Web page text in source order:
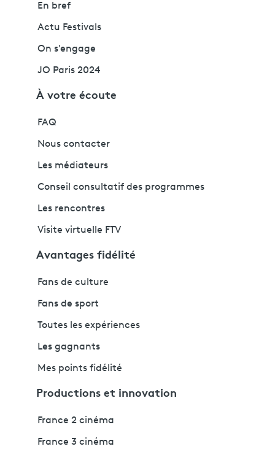
En bref
Actu Festivals
On s'engage
JO Paris 2024
À votre écoute
FAQ
Nous contacter
Les médiateurs
Conseil consultatif des programmes
Les rencontres
Visite virtuelle FTV
Avantages fidélité
Fans de culture
Fans de sport
Toutes les expériences
Les gagnants
Mes points fidélité
Productions et innovation
France 2 cinéma
France 3 cinéma